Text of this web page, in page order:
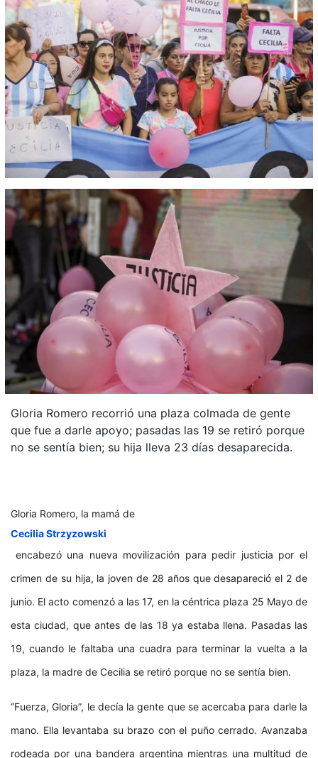
Gloria Romero recorrió una plaza colmada de gente
que fue a darle apoyo; pasadas las 19 se retiró porque
no se sentía bien; su hija lleva 23 días desaparecida.
Gloria Romero, la mamá de
Cecilia Strzyzowski
encabezó una nueva movilización para pedir justicia por el
crimen de su hija, la joven de 28 años que desapareció el 2 de
junio. El acto comenzó a las 17, en la céntrica plaza 25 Mayo de
esta ciudad, que antes de las 18 ya estaba llena. Pasadas las
19, cuando le faltaba una cuadra para terminar la vuelta a la
plaza, la madre de Cecilia se retiró porque no se sentía bien.
“Fuerza, Gloria”, le decía la gente que se acercaba para darle la
mano. Ella levantaba su brazo con el puño cerrado. Avanzaba
rodeada por una bandera argentina mientras una multitud de